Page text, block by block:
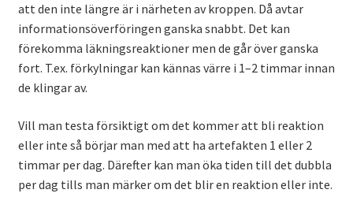
att den inte längre är i närheten av kroppen. Då avtar
informationsöverföringen ganska snabbt. Det kan
förekomma läkningsreaktioner men de går över ganska
fort. T.ex. förkylningar kan kännas värre i 1–2 timmar innan
de klingar av.
Vill man testa försiktigt om det kommer att bli reaktion
eller inte så börjar man med att ha artefakten 1 eller 2
timmar per dag. Därefter kan man öka tiden till det dubbla
per dag tills man märker om det blir en reaktion eller inte.